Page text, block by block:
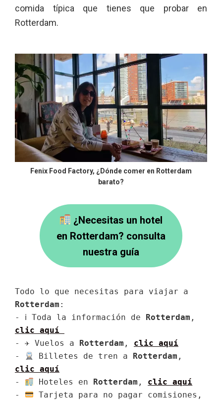
comida típica que tienes que probar en
Rotterdam.
Fenix Food Factory, ¿Dónde comer en Rotterdam
barato?
¿Necesitas un hotel
en Rotterdam? consulta
nuestra guía
Rotterdam :
- ℹ Toda la información de Rotterdam
clic aquí
- ✈ Vuelos a Rotterdam , clic aquí
-
Billetes de tren a Rotterdam
clic aquí
-
Hoteles en Rotterdam , clic aquí
-